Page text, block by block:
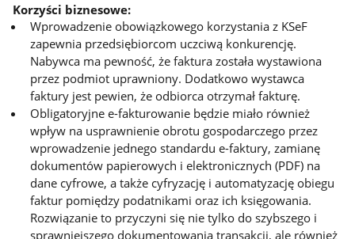
Korzyści biznesowe:
Wprowadzenie obowiązkowego korzystania z KSeF
zapewnia przedsiębiorcom uczciwą konkurencję.
Nabywca ma pewność, że faktura została wystawiona
przez podmiot uprawniony. Dodatkowo wystawca
faktury jest pewien, że odbiorca otrzymał fakturę.
Obligatoryjne e-fakturowanie będzie miało również
wpływ na usprawnienie obrotu gospodarczego przez
wprowadzenie jednego standardu e-faktury, zamianę
dokumentów papierowych i elektronicznych (PDF) na
dane cyfrowe, a także cyfryzację i automatyzację obiegu
faktur pomiędzy podatnikami oraz ich księgowania.
Rozwiązanie to przyczyni się nie tylko do szybszego i
sprawniejszego dokumentowania transakcji, ale również